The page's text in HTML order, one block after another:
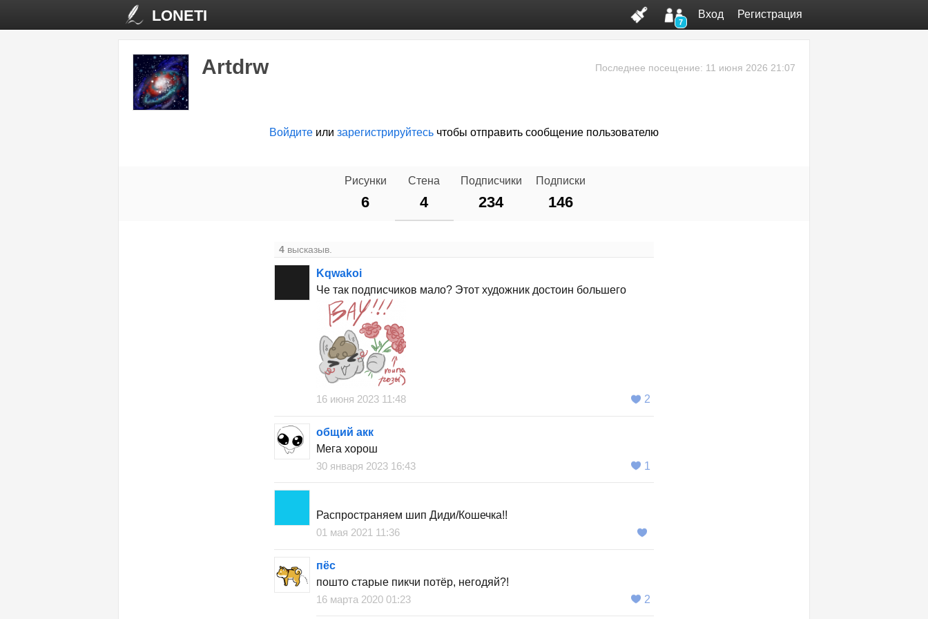
LONETI 7
Вход Регистрация
Artdrw Последнее посещение: 11 июня 2026 21:07
Войдите или зарегистрируйтесь чтобы отправить сообщение пользователю
Рисунки
6
Стена
4
Подписчики
234
Подписки
146
4 высказыв.
Kqwakoi
Че так подписчиков мало? Этот художник достоин большего
16 июня 2023 11:48 2
общий акк
Мега хорош
30 января 2023 16:43
1
Распространяем шип Диди/Кошечка!!
01 мая 2021 11:36
пёс
пошто старые пикчи потёр, негодяй?!
16 марта 2020 01:23
2